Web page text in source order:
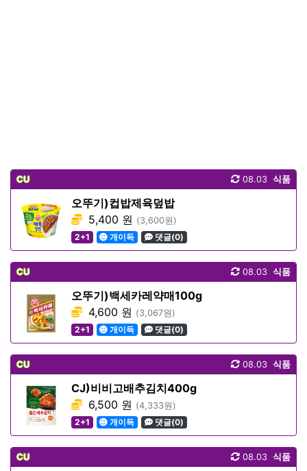
CU 식품
08.03
오뚜기)컵밥제육덮밥
5,400 원 (3,600원)
2+1
개이득 댓글(0)
CU 식품
08.03
오뚜기)백세카레약매100g
4,600 원 (3,067원)
2+1
개이득 댓글(0)
CU 식품
08.03
CJ)비비고배추김치400g
6,500 원 (4,333원)
2+1
개이득 댓글(0)
CU 식품
08.03